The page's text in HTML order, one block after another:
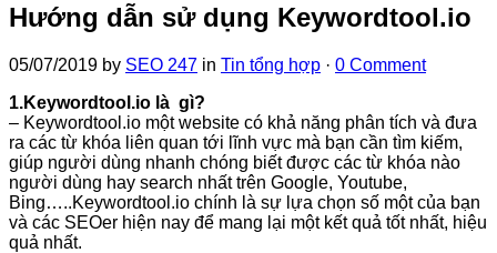
Hướng dẫn sử dụng Keywordtool.io
05/07/2019 by SEO 247 in Tin tổng hợp · 0 Comment
1.Keywordtool.io là gì?
– Keywordtool.io một website có khả năng phân tích và đưa
ra các từ khóa liên quan tới lĩnh vực mà bạn cần tìm kiếm,
giúp người dùng nhanh chóng biết được các từ khóa nào
người dùng hay search nhất trên Google, Youtube,
Bing…..Keywordtool.io chính là sự lựa chọn số một của bạn
và các SEOer hiện nay để mang lại một kết quả tốt nhất, hiệu
quả nhất.